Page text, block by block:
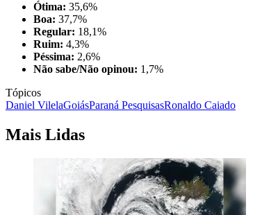
Ótima: 35,6%
Boa: 37,7%
Regular: 18,1%
Ruim: 4,3%
Péssima: 2,6%
Não sabe/Não opinou: 1,7%
Tópicos
Daniel VilelaGoiásParaná PesquisasRonaldo Caiado
Mais Lidas